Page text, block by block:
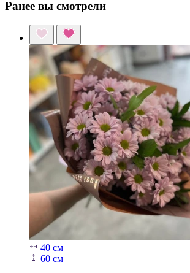
Ранее вы смотрели
40 см
60 см